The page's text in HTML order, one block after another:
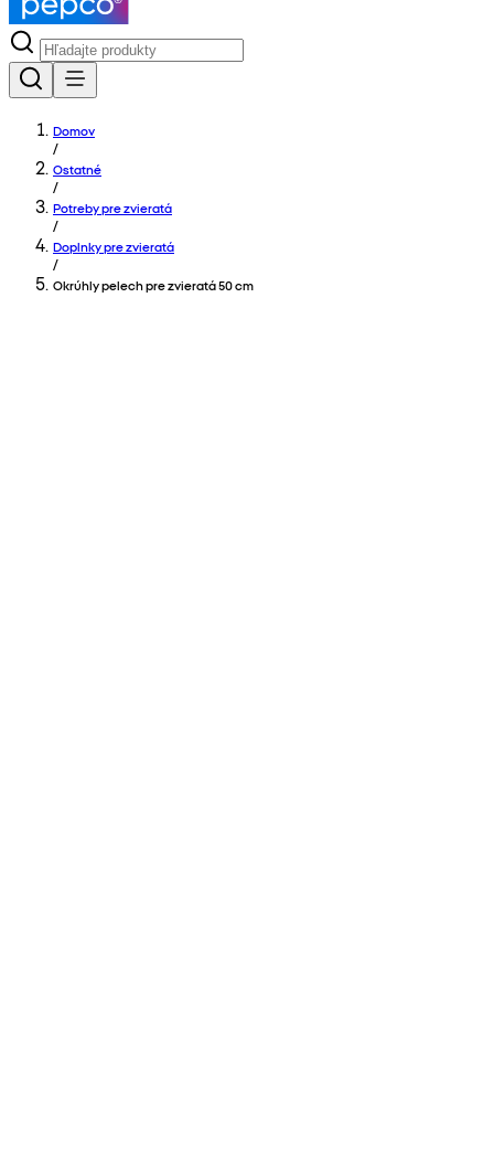
Domov
/
Ostatné
/
Potreby pre zvieratá
/
Doplnky pre zvieratá
/
Okrúhly pelech pre zvieratá 50 cm